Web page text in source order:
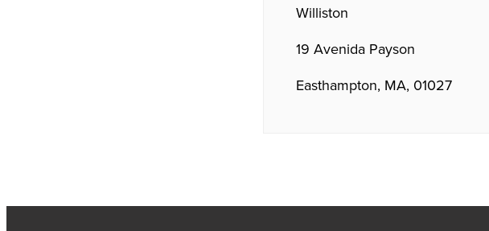
Williston
19 Avenida Payson
Easthampton, MA, 01027